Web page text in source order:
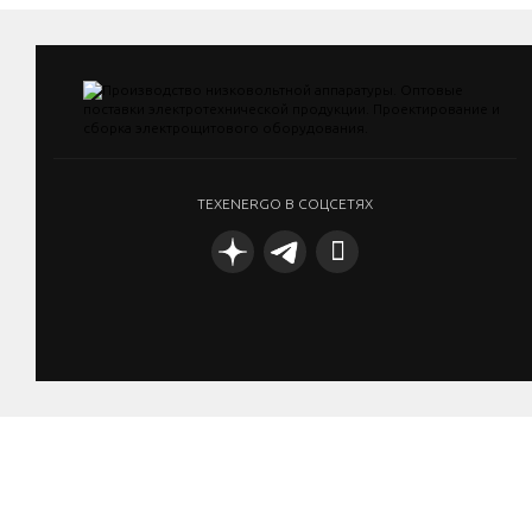
TEXENERGO В СОЦСЕТЯХ